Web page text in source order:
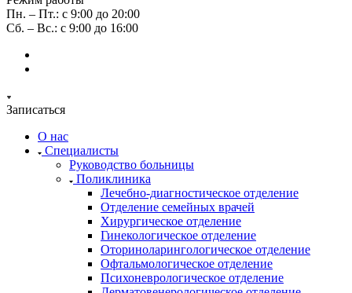
Пн. – Пт.: с 9:00 до 20:00
Сб. – Вс.: с 9:00 до 16:00
Записаться
О нас
Специалисты
Руководство больницы
Поликлиника
Лечебно-диагностическое отделение
Отделение семейных врачей
Хирургическое отделение
Гинекологическое отделение
Оториноларингологическое отделение
Офтальмологическое отделение
Психоневрологическое отделение